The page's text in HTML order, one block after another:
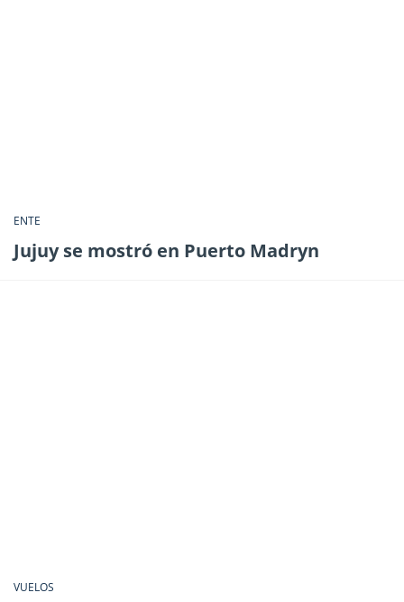
ENTE
Jujuy se mostró en Puerto Madryn
VUELOS